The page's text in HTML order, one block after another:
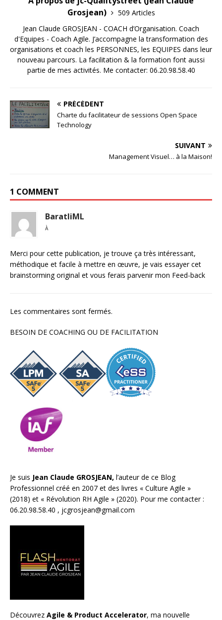
Grosjean)
509 Articles
Jean Claude GROSJEAN - COACH d’Organisation. Coach
d'Equipes - Coach Agile. J’accompagne la transformation des
organisations et coach les PERSONNES, les EQUIPES dans leur
nouveau parcours. La facilitation & la formation font aussi
partie de mes activités. Me contacter: 06.20.98.58.40
PRÉCÉDENT
Charte du facilitateur de sessions Open Space
Technology
SUIVANT
Management Visuel… à la Maison!
1 COMMENT
BaratliML
À
Merci pour cette publication, je trouve ça très intéressant,
méthodique et facile à mettre en œuvre, je vais essayer cet
brainstorming original et vous ferais parvenir mon Feed-back
Les commentaires sont fermés.
BESOIN DE COACHING OU DE FACILITATION
Je suis Jean Claude GROSJEAN, l’auteur de ce Blog
Professionnel créé en 2007 et des livres « Culture Agile »
(2018) et « Révolution RH Agile » (2020). Pour me contacter :
06.20.98.58.40 , jcgrosjean@gmail.com
Découvrez Agile & Product Accelerator, ma nouvelle